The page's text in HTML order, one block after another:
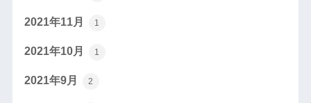
2021年11月 1
2021年10月 1
2021年9月 2